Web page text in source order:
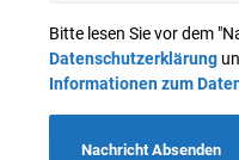
Bitte lesen Sie vor dem
Datenschutzerklärung
Informationen zum
Nachricht Absenden